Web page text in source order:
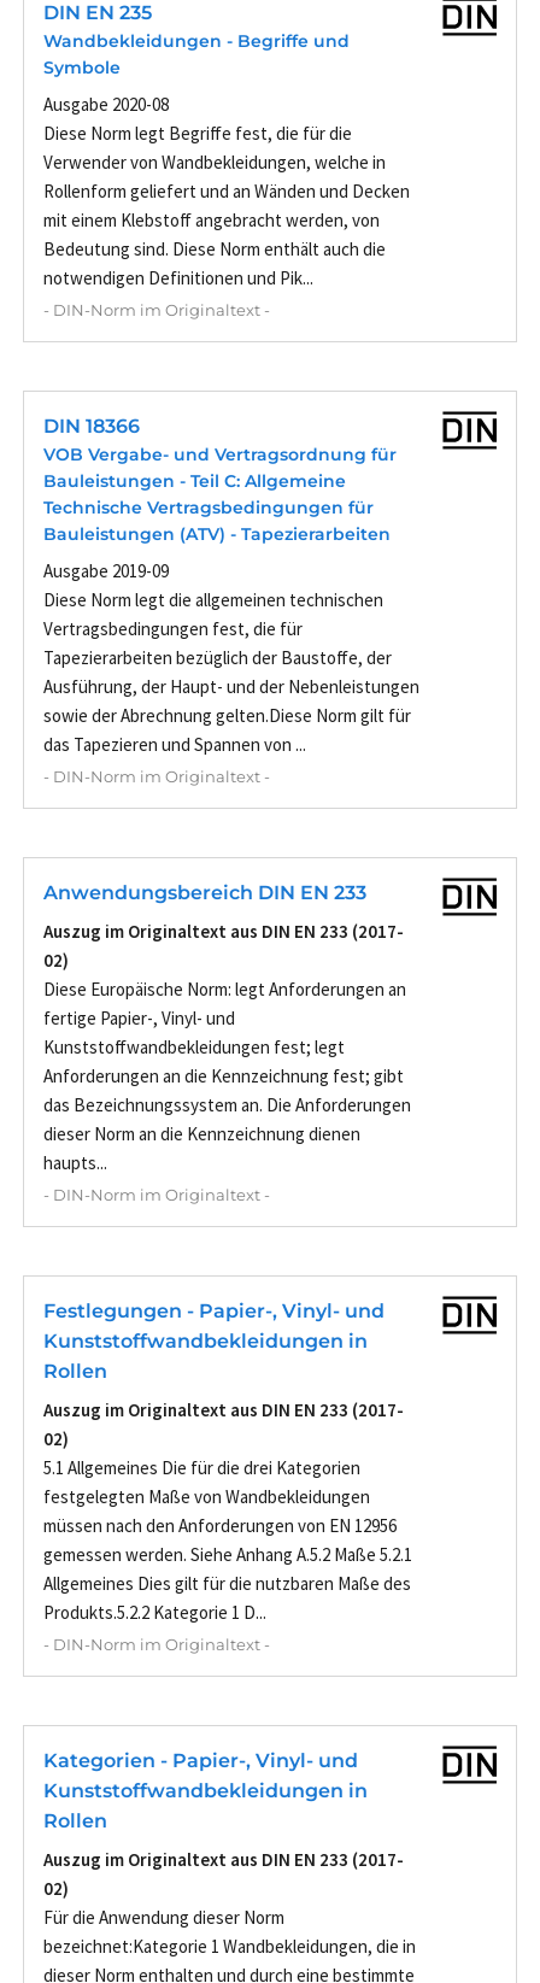
DIN EN 235
Wandbekleidungen - Begriffe und
Symbole
Ausgabe 2020-08
Diese Norm legt Begriffe fest, die für die
Verwender von Wandbekleidungen, welche in
Rollenform geliefert und an Wänden und Decken
mit einem Klebstoff angebracht werden, von
Bedeutung sind. Diese Norm enthält auch die
notwendigen Definitionen und Pik...
- DIN-Norm im Originaltext -
DIN 18366
VOB Vergabe- und Vertragsordnung für
Bauleistungen - Teil C: Allgemeine
Technische Vertragsbedingungen für
Bauleistungen (ATV) - Tapezierarbeiten
Ausgabe 2019-09
Diese Norm legt die allgemeinen technischen
Vertragsbedingungen fest, die für
Tapezierarbeiten bezüglich der Baustoffe, der
Ausführung, der Haupt- und der Nebenleistungen
sowie der Abrechnung gelten.Diese Norm gilt für
das Tapezieren und Spannen von ...
- DIN-Norm im Originaltext -
Anwendungsbereich DIN EN 233
Auszug im Originaltext aus DIN EN 233 (2017-
02)
Diese Europäische Norm: legt Anforderungen an
fertige Papier-, Vinyl- und
Kunststoffwandbekleidungen fest; legt
Anforderungen an die Kennzeichnung fest; gibt
das Bezeichnungssystem an. Die Anforderungen
dieser Norm an die Kennzeichnung dienen
haupts...
- DIN-Norm im Originaltext -
Festlegungen - Papier-, Vinyl- und
Kunststoffwandbekleidungen in
Rollen
Auszug im Originaltext aus DIN EN 233 (2017-
02)
5.1 Allgemeines Die für die drei Kategorien
festgelegten Maße von Wandbekleidungen
müssen nach den Anforderungen von EN 12956
gemessen werden. Siehe Anhang A.5.2 Maße 5.2.1
Allgemeines Dies gilt für die nutzbaren Maße des
Produkts.5.2.2 Kategorie 1 D...
- DIN-Norm im Originaltext -
Kategorien - Papier-, Vinyl- und
Kunststoffwandbekleidungen in
Rollen
Auszug im Originaltext aus DIN EN 233 (2017-
02)
Für die Anwendung dieser Norm
bezeichnet:Kategorie 1 Wandbekleidungen, die in
dieser Norm enthalten und durch eine bestimmte